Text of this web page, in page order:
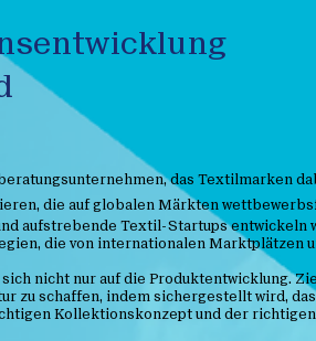
das Textilmarken
die auf globalen Märkten
aufstrebende Textil-Startups entwickeln
die von internationalen Marktplätzen
nicht nur auf die Produktentwicklung.
zu schaffen, indem sichergestellt wird,
Kollektionskonzept und der richtigen